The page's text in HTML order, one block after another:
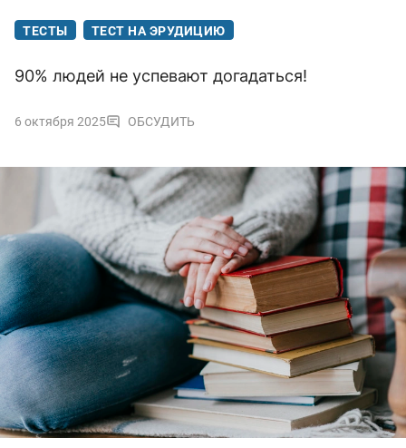
ТЕСТЫ ТЕСТ НА ЭРУДИЦИЮ
90% людей не успевают догадаться!
6 октября 2025 ОБСУДИТЬ